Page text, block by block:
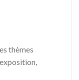
thèmes